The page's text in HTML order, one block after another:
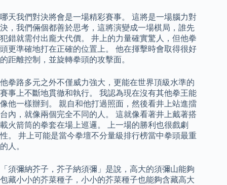
哪天我們對決將會是一場精彩賽事。 這將是一場腦力對
決，我們倆個都善於思考，這將演變成一場棋局，誰先
犯錯就需付出龐大代價。 井上的力量確實驚人，但他拳
頭更準確地打在正確的位置上。 他在揮擊時會取得很好
的距離控制，並旋轉拳頭的攻擊面。
他拳路多元之外不僅威力強大，更能在世界頂級水準的
賽事上不斷地貫徹和執行。 我認為現在沒有其他拳王能
像他一樣辦到。 親自和他打過照面，然後看井上站進擂
台內，就像兩個完全不同的人。 這就像看著井上戴著搭
載火箭筒的拳套在場上巡邏。 上一場的勝利也很戲劇
性。 井上可能是當今拳壇不分量級排行榜當中拳頭最重
的人。
「須彌納芥子，芥子納須彌」是說，高大的須彌山能夠
包藏小小的芥菜種子，小小的芥菜種子也能夠含藏高大